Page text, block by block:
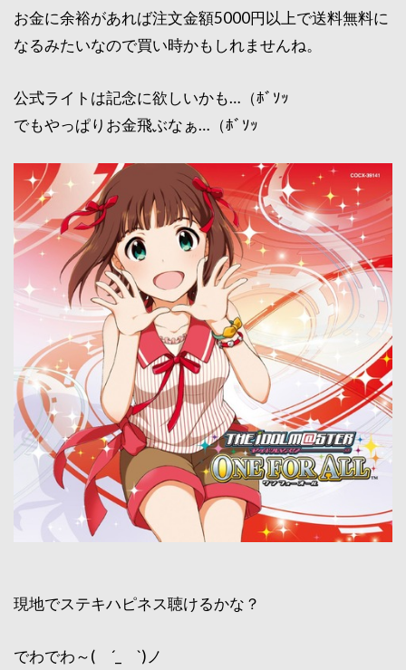
お金に余裕があれば注文金額5000円以上で送料無料に
なるみたいなので買い時かもしれませんね。
公式ライトは記念に欲しいかも…（ﾎﾞｿｯ
でもやっぱりお金飛ぶなぁ…（ﾎﾞｿｯ
現地でステキハピネス聴けるかな？
でわでわ～( ´_ゝ`)ノ